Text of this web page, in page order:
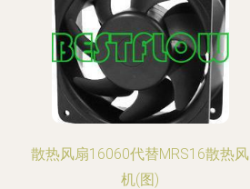
散热风扇16060代替MRS16散热风
机(图)